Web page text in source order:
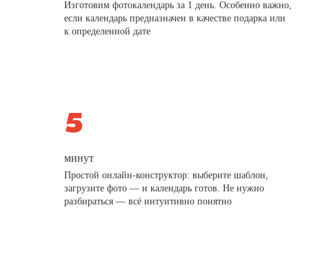
Изготовим фотокалендарь за 1 день. Особенно важно,
если календарь предназначен в качестве подарка или
к определенной дате
минут
Простой онлайн-конструктор: выберите шаблон,
загрузите фото — и календарь готов. Не нужно
разбираться — всё интуитивно понятно